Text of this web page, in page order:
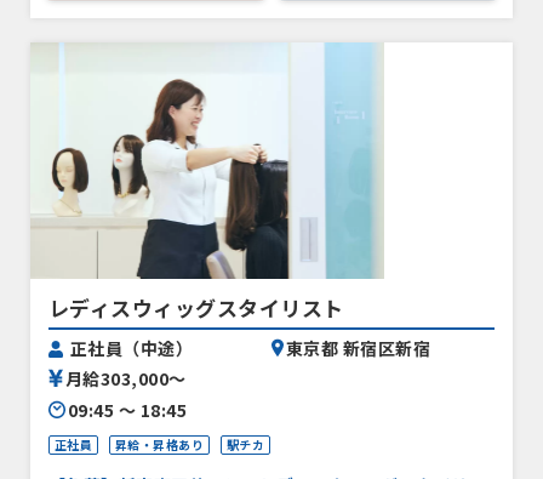
レディスウィッグスタイリスト
正社員（中途）
月給303,000〜
09:45 〜 18:45
東京都 新宿区新宿
正社員 昇給・昇格あり 駅チカ